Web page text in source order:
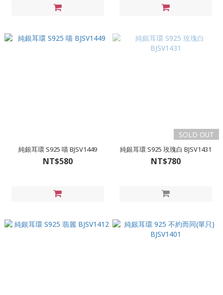
純銀耳環 S925 喵 BJSV1449
NT$580
SOLD OUT
純銀耳環 S925 玫瑰白 BJSV1431
NT$780